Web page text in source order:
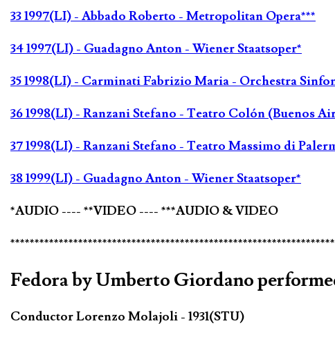
33 1997(LI) - Abbado Roberto - Metropolitan Opera***
34 1997(LI) - Guadagno Anton - Wiener Staatsoper*
35 1998(LI) - Carminati Fabrizio Maria - Orchestra
36 1998(LI) - Ranzani Stefano - Teatro Colón (Buenos
37 1998(LI) - Ranzani Stefano - Teatro Massimo di
38 1999(LI) - Guadagno Anton - Wiener Staatsoper*
*AUDIO ---- **VIDEO ---- ***AUDIO & VIDEO
Fedora by Umberto Giordano
Conductor Lorenzo Molajoli - 1931(STU)